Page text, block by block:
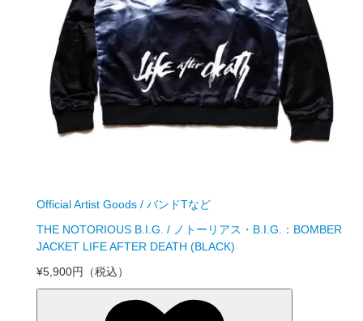
Official Artist Goods / バンドTなど
THE NOTORIOUS B.I.G. / ノトーリアス・B.I.G.：BOMBER
JACKET LIFE AFTER DEATH (BLACK)
¥5,900円
（税込）